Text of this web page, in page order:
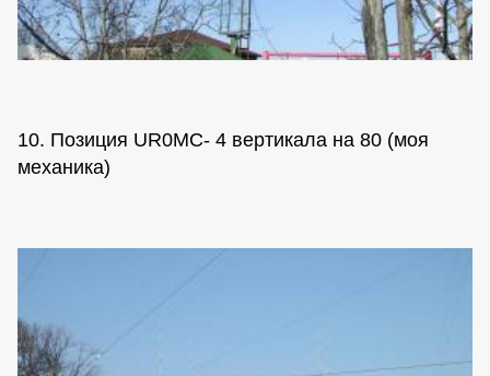
10. Позиция UR0MC- 4 вертикала на 80 (моя
механика)